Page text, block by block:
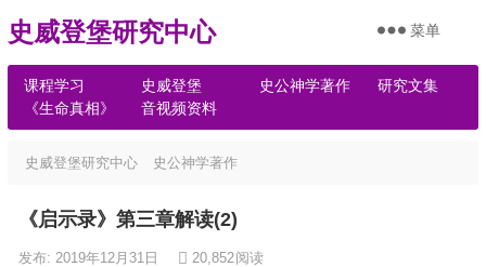
史威登堡研究中心
课程学习 史威登堡 史公神学著作
研究文集
《生命真相》
音视频资料
菜单
史威登堡研究中心 史公神学著作
《启示录》第三章解读(2)
发布: 2019年12月31日 20,852阅读